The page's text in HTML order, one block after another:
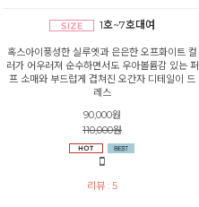
1호~7호대여
혹스아이풍성한 실루엣과 은은한 오프화이트 컬
러가 어우러져 순수하면서도 우아볼륨감 있는 퍼
프 소매와 부드럽게 겹쳐진 오간자 디테일이 드
레스
90,000원
110,000원
리뷰 : 5